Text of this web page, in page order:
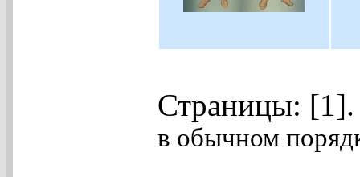
Страницы:
в обычном